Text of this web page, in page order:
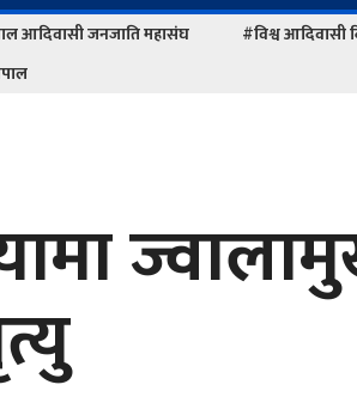
आदिवासी जनजाति महासंघ #विश्व आदिवासी